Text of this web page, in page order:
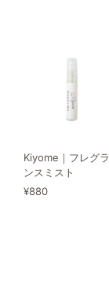
Kiyome｜フレグラ
ンスミスト
¥880